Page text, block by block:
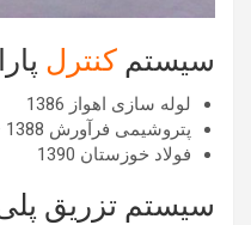
سیستم کنترل
لوله سازی اهواز 1386
پتروشیمی فرآورش 1388 – 1389
فولاد خوزستان 1390
سیستم تزریق